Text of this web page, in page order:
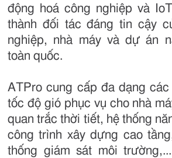
động hoá công nghiệp và
thành đối tác đáng tin cậy
nghiệp, nhà máy và dự án
toàn quốc.
ATPro cung cấp đa dạng
tốc độ gió phục vụ cho nhà
quan trắc thời tiết, hệ thống
công trình xây dựng cao
thống giám sát môi